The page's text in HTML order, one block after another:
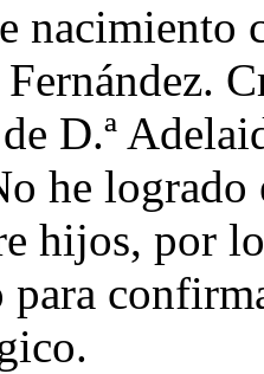
nacimiento
D.ª
he
hijos, por
para